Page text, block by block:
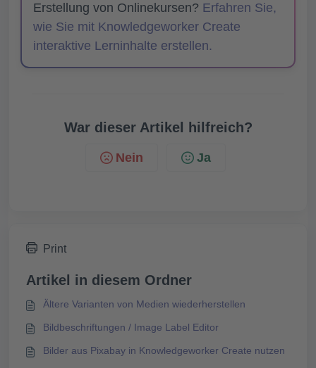
Erstellung von Onlinekursen? Erfahren Sie,
wie Sie mit Knowledgeworker Create
interaktive Lerninhalte erstellen.
War dieser Artikel hilfreich?
Nein Ja
Print
Artikel in diesem Ordner
Ältere Varianten von Medien wiederherstellen
Bildbeschriftungen / Image Label Editor
Bilder aus Pixabay in Knowledgeworker Create nutzen